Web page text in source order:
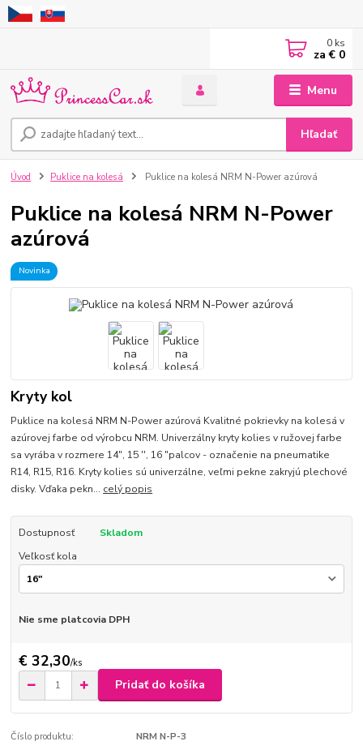
Menu
Hľadať
0 ks
za € 0
Úvod Puklice na kolesá Puklice na kolesá NRM N-Power azúrová
Puklice na kolesá NRM N-Power
azúrová
Novinka
Kryty kol
Puklice na kolesá NRM N-Power azúrová Kvalitné pokrievky na kolesá v
azúrovej farbe od výrobcu NRM. Univerzálny kryty kolies v ružovej farbe
sa vyrába v rozmere 14", 15 '', 16 "palcov - označenie na pneumatike
R14, R15, R16. Kryty kolies sú univerzálne, veľmi pekne zakryjú plechové
disky. Vďaka pekn... celý popis
Dostupnosť
Skladom
Veľkosť kola
Nie sme platcovia DPH
€ 32,30/ks
Pridať do košíka
Číslo produktu: NRM N-P-3